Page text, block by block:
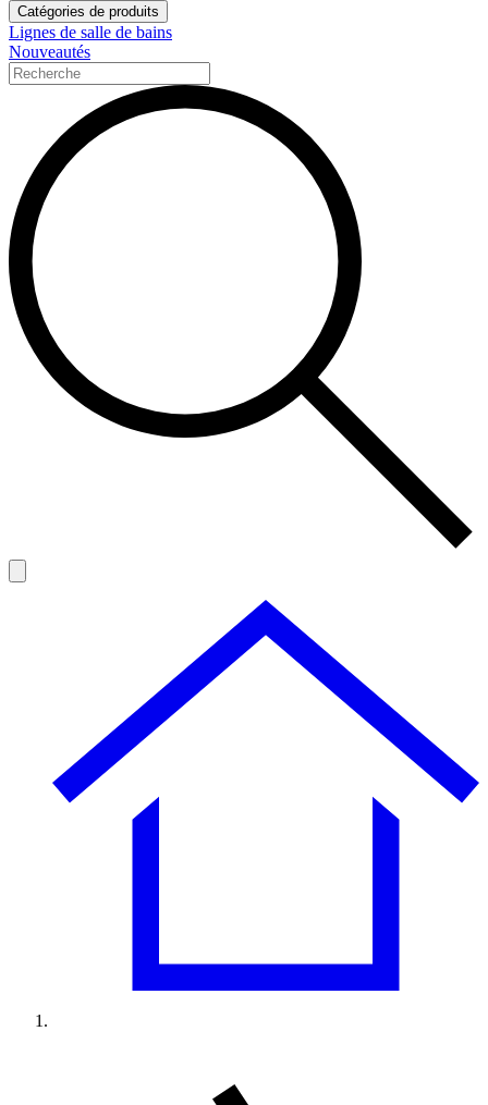
Catégories de produits
Lignes de salle de bains
Nouveautés